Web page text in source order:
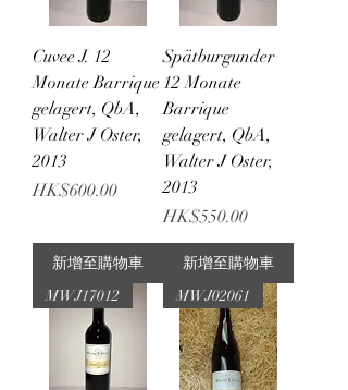
Cuvee J. 12
Monate Barrique
gelagert, QbA,
Walter J Oster,
2013
價格
HK$600.00
新增至購物車
Spätburgunder
12 Monate
Barrique
gelagert, QbA,
Walter J Oster,
2013
價格
HK$550.00
新增至購物車
MWJ17012
MWJ02061